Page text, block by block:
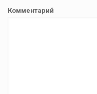
Комментарий